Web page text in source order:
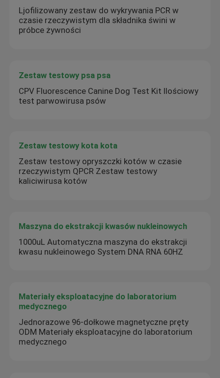
Ljofilizowany zestaw do wykrywania PCR w
czasie rzeczywistym dla składnika świni w
próbce żywności
Zestaw testowy psa psa
CPV Fluorescence Canine Dog Test Kit Ilościowy
test parwowirusa psów
Zestaw testowy kota kota
Zestaw testowy opryszczki kotów w czasie
rzeczywistym QPCR Zestaw testowy
kaliciwirusa kotów
Maszyna do ekstrakcji kwasów nukleinowych
1000uL Automatyczna maszyna do ekstrakcji
kwasu nukleinowego System DNA RNA 60HZ
Materiały eksploatacyjne do laboratorium
medycznego
Jednorazowe 96-dołkowe magnetyczne pręty
ODM Materiały eksploatacyjne do laboratorium
medycznego